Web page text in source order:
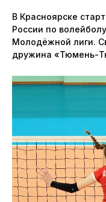
В Красноярске
России по
Молодёжной лиги.
дружина «Тюмень-